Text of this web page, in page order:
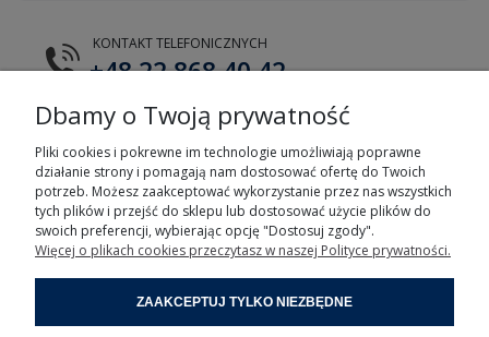
KONTAKT TELEFONICZNYCH
+48 22 868 40 42
E-MAIL
tts@tts.com.pl
POMOC
Dbamy o Twoją prywatność
Pliki cookies i pokrewne im technologie umożliwiają poprawne
działanie strony i pomagają nam dostosować ofertę do Twoich
potrzeb. Możesz zaakceptować wykorzystanie przez nas wszystkich
tych plików i przejść do sklepu lub dostosować użycie plików do
swoich preferencji, wybierając opcję "Dostosuj zgody".
Więcej o plikach cookies przeczytasz w naszej Polityce prywatności.
ZAAKCEPTUJ TYLKO NIEZBĘDNE